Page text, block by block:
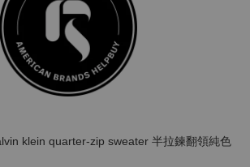
klein quarter-zip sweater 半拉鍊翻領純色